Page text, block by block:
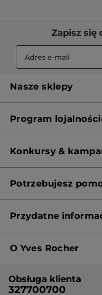
Zapisz
Nasze sklepy
Franczyza
Program
Konkursy &
Potrzebujesz
Przydatne
Polityka prywatności
Cennik
O Yves Rocher
Nasza wiedza botaniczna
Obsługa klienta
327700700